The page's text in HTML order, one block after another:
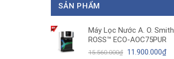
SẢN PHẨM
Máy Lọc Nước A. O. Smith
ROSS™ ECO-AOC75PUR
15.560.000₫ Giá
11.900.000₫Giá